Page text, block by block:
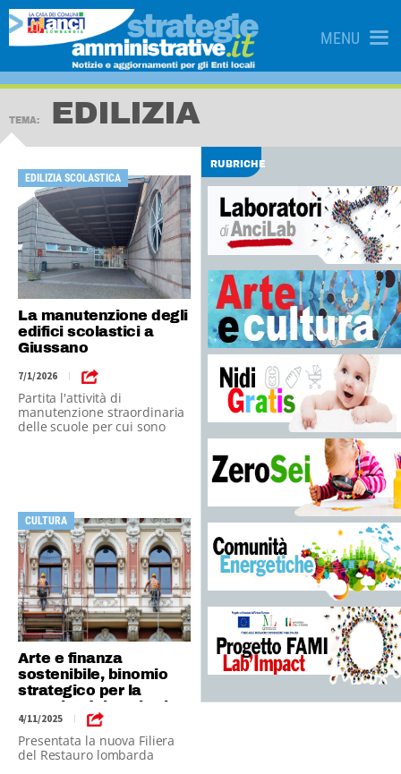
MENU
TEMA: EDILIZIA
EDILIZIA SCOLASTICA
La manutenzione degli
edifici scolastici a
Giussano
7/1/2026 |
Partita l'attività di
manutenzione straordinaria
delle scuole per cui sono
CULTURA
Arte e finanza
sostenibile, binomio
strategico per la
crescita dei territori
4/11/2025 |
Presentata la nuova Filiera
del Restauro lombarda
RUBRICHE